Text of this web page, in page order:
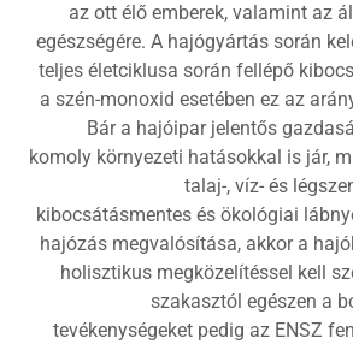
az ott élő emberek, valamint az
egészségére. A hajógyártás során
teljes életciklusa során fellépő
a szén-monoxid esetében ez az
Bár a hajóipar jelentős
komoly környezeti hatásokkal is jár,
talaj-, víz- és
kibocsátásmentes és ökológiai
hajózás megvalósítása, akkor a
holisztikus megközelítéssel kell
szakasztól egészen a
tevékenységeket pedig az ENSZ